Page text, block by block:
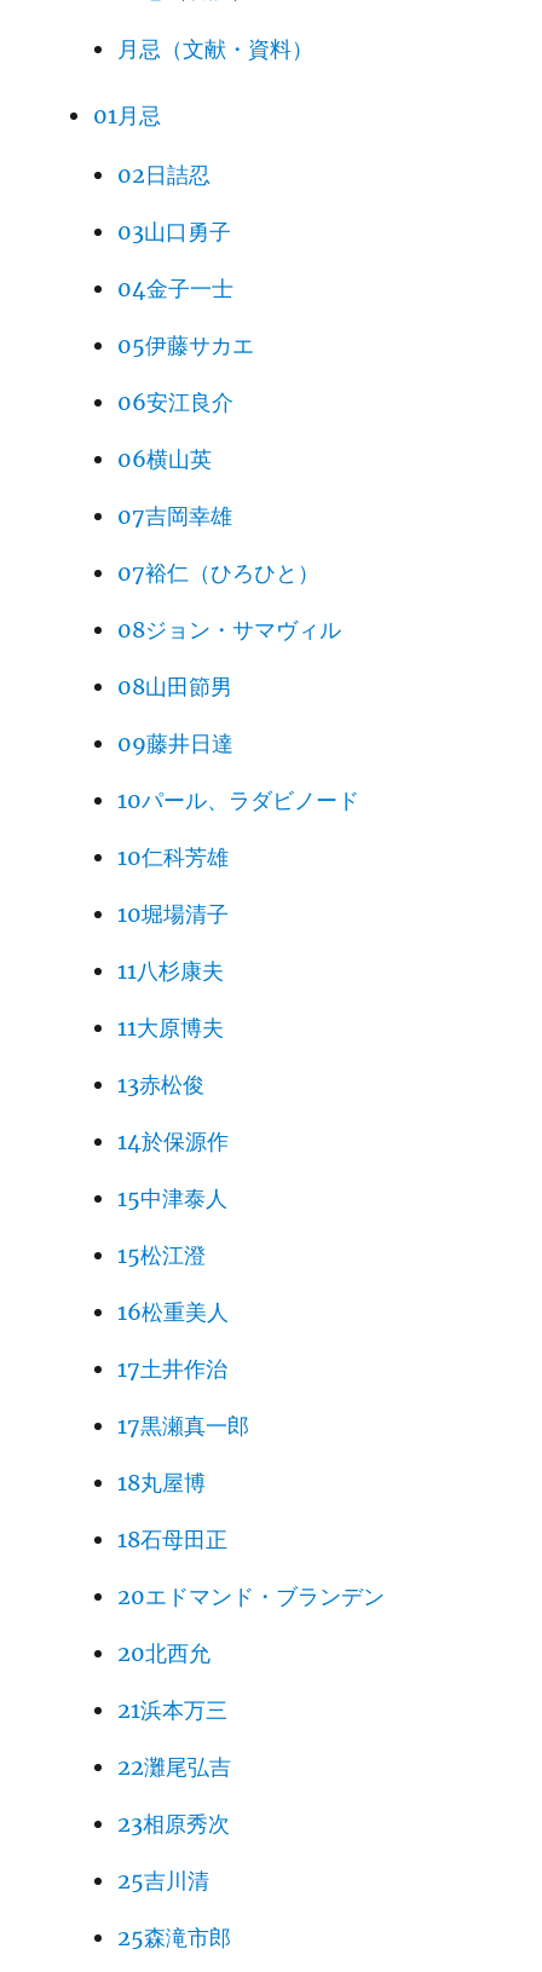
月忌（文献・資料）
01月忌
02日詰忍
03山口勇子
04金子一士
05伊藤サカエ
06安江良介
06横山英
07吉岡幸雄
07裕仁（ひろひと）
08ジョン・サマヴィル
08山田節男
09藤井日達
10パール、ラダビノード
10仁科芳雄
10堀場清子
11八杉康夫
11大原博夫
13赤松俊
14於保源作
15中津泰人
15松江澄
16松重美人
17土井作治
17黒瀬真一郎
18丸屋博
18石母田正
20エドマンド・ブランデン
20北西允
21浜本万三
22灘尾弘吉
23相原秀次
25吉川清
25森滝市郎